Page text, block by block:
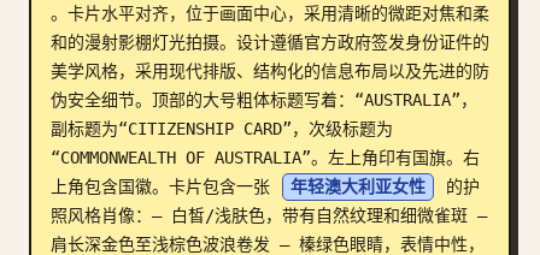
博客
更新
。卡片水平对齐，位于画面中心，采用清晰的微距对焦和柔
和的漫射影棚灯光拍摄。设计遵循官方政府签发身份证件的
美学风格，采用现代排版、结构化的信息布局以及先进的防
伪安全细节。顶部的大号粗体标题写着：“AUSTRALIA”，
副标题为“CITIZENSHIP CARD”，次级标题为
“COMMONWEALTH OF AUSTRALIA”。左上角印有国旗。右
上角包含国徽。卡片包含一张
年轻澳大利亚女性
的护
照风格肖像：– 白皙/浅肤色，带有自然纹理和细微雀斑 –
肩长深金色至浅棕色波浪卷发 – 榛绿色眼睛，表情中性，